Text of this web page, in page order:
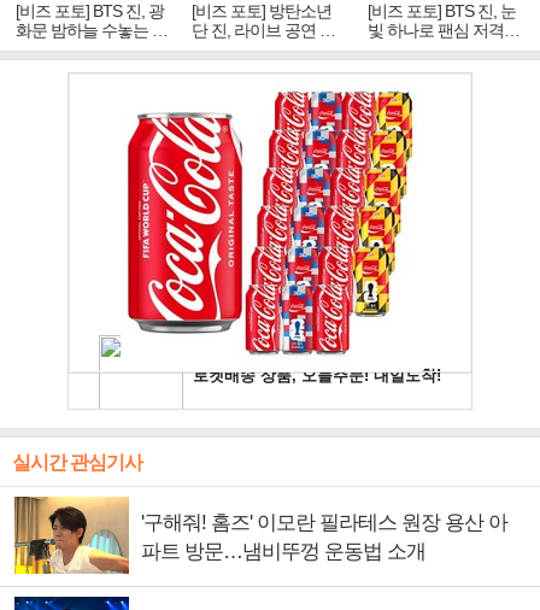
[비즈 포토] BTS 진, 광
화문 밤하늘 수놓는 '비
주얼 킹'의 열창
[비즈 포토] 방탄소년
단 진, 라이브 공연 중
빛나는 독보적 아우라
[비즈 포토] BTS 진, 눈
빛 하나로 팬심 저격…
독보적 카리스마
실시간 관심기사
'구해줘! 홈즈' 이모란 필라테스 원장 용산 아
파트 방문…냄비뚜껑 운동법 소개